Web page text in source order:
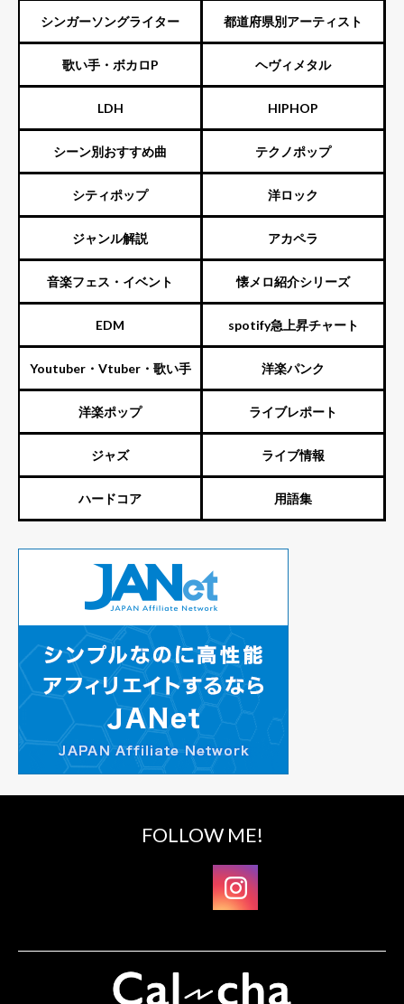
ENTERTAINMENT（旧ジャニ
ーズ）
シンガーソングライター 都道府県別アーティスト
歌い手・ボカロP ヘヴィメタル
LDH HIPHOP
シーン別おすすめ曲 テクノポップ
シティポップ 洋ロック
ジャンル解説 アカペラ
音楽フェス・イベント 懐メロ紹介シリーズ
EDM spotify急上昇チャート
Youtuber・Vtuber・歌い手 洋楽パンク
洋楽ポップ ライブレポート
ジャズ ライブ情報
ハードコア 用語集
FOLLOW ME!